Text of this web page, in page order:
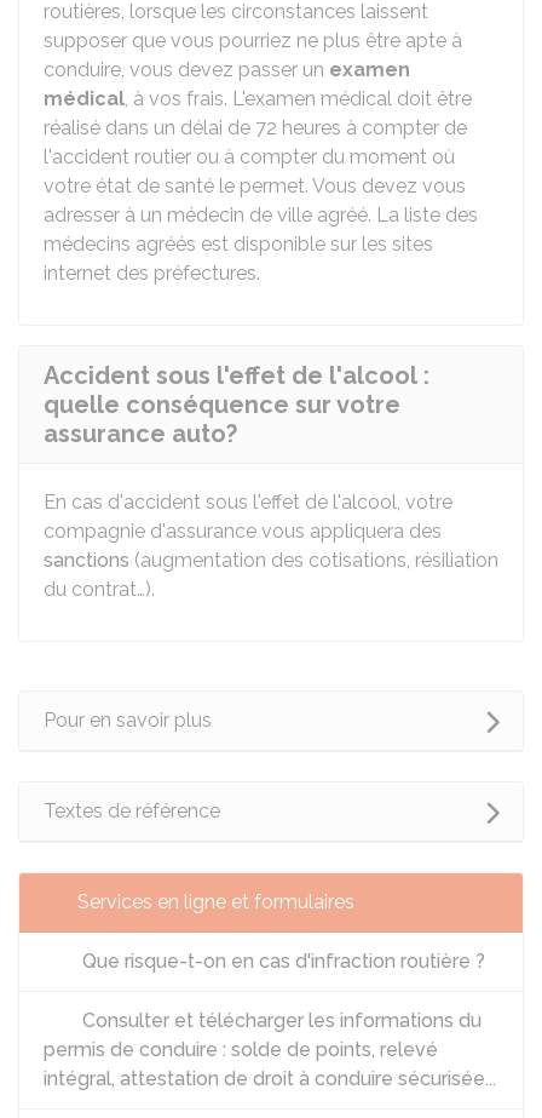
routières, lorsque les circonstances laissent
supposer que vous pourriez ne plus être apte à
conduire, vous devez passer un examen
médical, à vos frais. L'examen médical doit être
réalisé dans un délai de 72 heures à compter de
l'accident routier ou à compter du moment où
votre état de santé le permet. Vous devez vous
adresser à un médecin de ville agréé. La liste des
médecins agréés est disponible sur les sites
internet des préfectures.
Accident sous l'effet de l'alcool :
quelle conséquence sur votre
assurance auto?
En cas d'accident sous l'effet de l'alcool, votre
compagnie d'assurance vous appliquera des
sanctions (augmentation des cotisations, résiliation
du contrat…).
Pour en savoir plus
Textes de référence
Services en ligne et formulaires
Que risque-t-on en cas d'infraction routière ?
Consulter et télécharger les informations du
permis de conduire : solde de points, relevé
intégral, attestation de droit à conduire sécurisée...